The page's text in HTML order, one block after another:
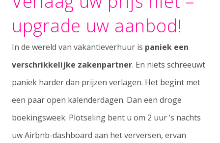
upgrade uw aanbod!
In de wereld van vakantieverhuur is paniek een
verschrikkelijke zakenpartner. En niets schreeuwt
paniek harder dan prijzen verlagen. Het begint met
een paar open kalenderdagen. Dan een droge
boekingsweek. Plotseling bent u om 2 uur ’s nachts
uw Airbnb-dashboard aan het verversen, ervan